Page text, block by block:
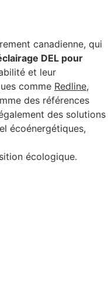
canadienne, qui
DEL pour
et leur
comme Redline,
des références
des solutions
écoénergétiques,
écologique.